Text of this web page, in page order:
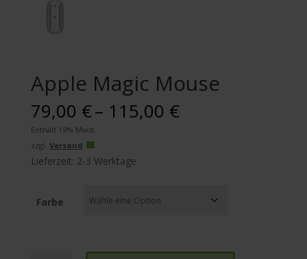
Apple Magic Mouse
79,00 €– 115,00 €Preisspanne:
79,00 €
Enthält 19% Mwst.
zzgl. Versand
Lieferzeit: 2-3 Werktage
Farbe